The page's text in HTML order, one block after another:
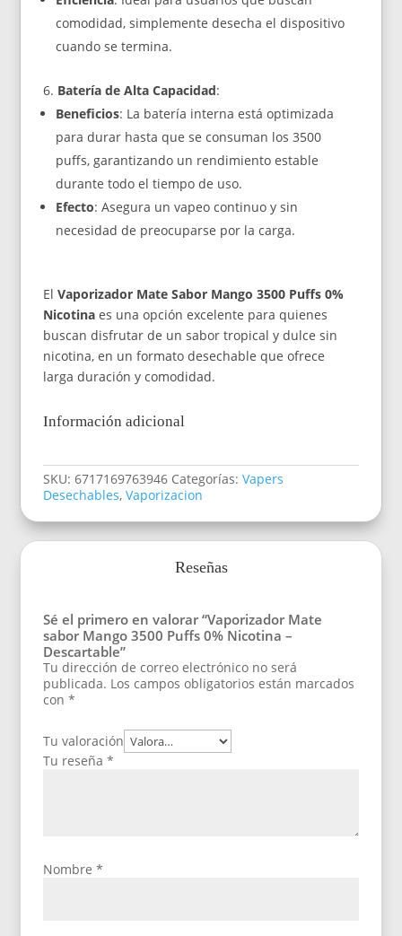
comodidad, simplemente desecha el dispositivo
cuando se termina.
Batería de Alta Capacidad:
Beneficios: La batería interna está optimizada
para durar hasta que se consuman los 3500
puffs, garantizando un rendimiento estable
durante todo el tiempo de uso.
Efecto: Asegura un vapeo continuo y sin
necesidad de preocuparse por la carga.
ElVaporizador Mate Sabor Mango 3500 Puffs 0%
Nicotina es una opción excelente para quienes
buscan disfrutar de un sabor tropical y dulce sin
nicotina, en un formato desechable que ofrece
larga duración y comodidad.
Información adicional
SKU:6717169763946 Categorías:Vapers
Desechables,Vaporizacion
Reseñas
Sé el primero en valorar “Vaporizador Mate
sabor Mango 3500 Puffs 0% Nicotina –
Descartable”
Tu dirección de correo electrónico no será
publicada. Los campos obligatorios están marcados
con*
Tu valoración
Tu reseña*
Nombre*